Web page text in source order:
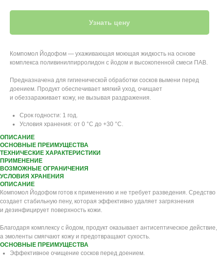
Узнать цену
Компомол Йодофом — ухаживающая моющая жидкость на основе
комплекса поливинилпирролидон с йодом и высокопенной смеси ПАВ.
Предназначена для гигиенической обработки сосков вымени перед
доением. Продукт обеспечивает мягкий уход, очищает
и обеззараживает кожу, не вызывая раздражения.
Срок годности: 1 год.
Условия хранения: от 0 °C до +30 °С.
ОПИСАНИЕ
ОСНОВНЫЕ ПРЕИМУЩЕСТВА
ТЕХНИЧЕСКИЕ ХАРАКТЕРИСТИКИ
ПРИМЕНЕНИЕ
ВОЗМОЖНЫЕ ОГРАНИЧЕНИЯ
УСЛОВИЯ ХРАНЕНИЯ
ОПИСАНИЕ
Компомол Йодофом готов к применению и не требует разведения. Средство
создает стабильную пену, которая эффективно удаляет загрязнения
и дезинфицирует поверхность кожи.
Благодаря комплексу с йодом, продукт оказывает антисептическое действие,
а эмоленты смягчают кожу и предотвращают сухость.
ОСНОВНЫЕ ПРЕИМУЩЕСТВА
Эффективное очищение сосков перед доением.